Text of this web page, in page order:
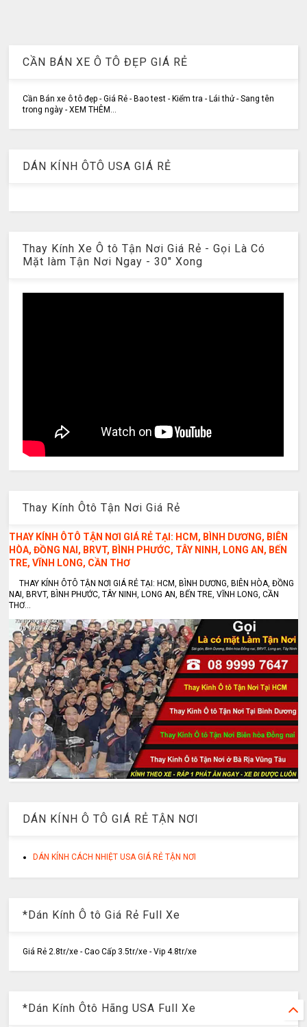
CẦN BÁN XE Ô TÔ ĐẸP GIÁ RẺ
Cần Bán xe ô tô đẹp - Giá Rẻ - Bao test - Kiểm tra - Lái thử - Sang tên
trong ngày - XEM THÊM...
DÁN KÍNH ÔTÔ USA GIÁ RẺ
Thay Kính Xe Ô tô Tận Nơi Giá Rẻ - Gọi Là Có
Mặt làm Tận Nơi Ngay - 30" Xong
Thay Kính Ôtô Tận Nơi Giá Rẻ
THAY KÍNH ÔTÔ TẬN NƠI GIÁ RẺ TẠI: HCM, BÌNH DƯƠNG, BIÊN
HÒA, ĐỒNG NAI, BRVT, BÌNH PHƯỚC, TÂY NINH, LONG AN, BẾN
TRE, VĨNH LONG, CẦN THƠ
THAY KÍNH ÔTÔ TẬN NƠI GIÁ RẺ TẠI: HCM, BÌNH DƯƠNG, BIÊN HÒA, ĐỒNG
NAI, BRVT, BÌNH PHƯỚC, TÂY NINH, LONG AN, BẾN TRE, VĨNH LONG, CẦN
THƠ...
DÁN KÍNH Ô TÔ GIÁ RẺ TẬN NƠI
DÁN KÍNH CÁCH NHIỆT USA GIÁ RẺ TẬN NƠI
*Dán Kính Ô tô Giá Rẻ Full Xe
Giá Rẻ 2.8tr/xe - Cao Cấp 3.5tr/xe - Vip 4.8tr/xe
*Dán Kính Ôtô Hãng USA Full Xe